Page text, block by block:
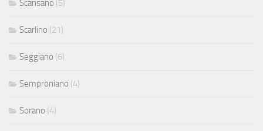
Scansano (5)
Scarlino (21)
Seggiano (6)
Semproniano (4)
Sorano (4)